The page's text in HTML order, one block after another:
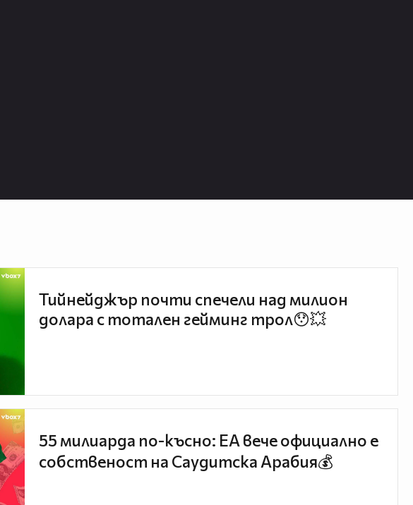
Тийнейджър почти спечели над милион
долара с тотален гейминг трол😯💥
55 милиарда по-късно: EA вече официално е
собственост на Саудитска Арабия💰